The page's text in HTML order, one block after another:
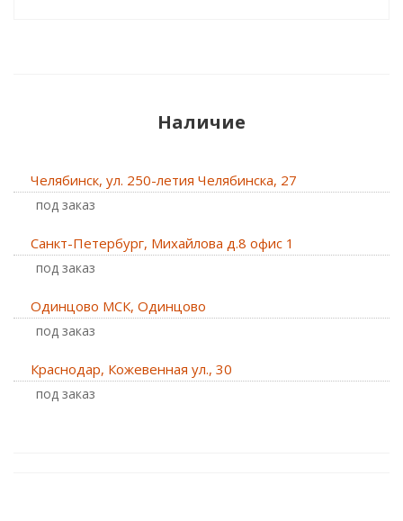
Наличие
Челябинск, ул. 250-летия Челябинска, 27
Под заказ
Санкт-Петербург, Михайлова д.8 офис 1
Под заказ
Одинцово МСК, Одинцово
Под заказ
Краснодар, Кожевенная ул., 30
Под заказ